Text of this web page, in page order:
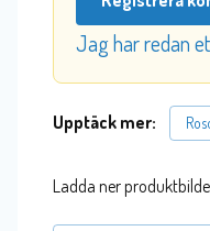
Jag har redan
Upptäck mer:
Ladda ner